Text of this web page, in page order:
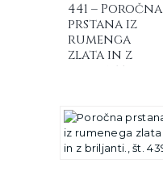
441 – Poročna
prstana iz
rumenga
zlata in z
briljanti.